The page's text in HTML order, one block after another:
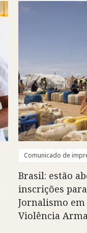
Comunicado de
Brasil: estão
inscrições
Jornalismo
Violência